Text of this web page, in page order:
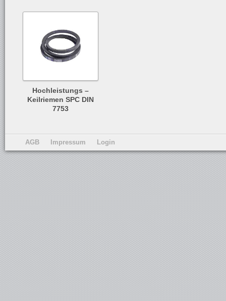
Hochleistungs –
Keilriemen SPC DIN
7753
AGB Impressum Login